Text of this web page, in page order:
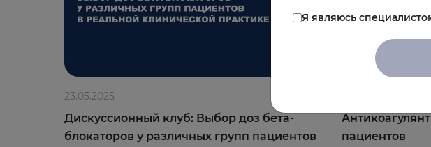
23.05.2025
Дискуссионный клуб: Выбор доз бета-
блокаторов у различных групп пациентов
пациентов
Я являюсь